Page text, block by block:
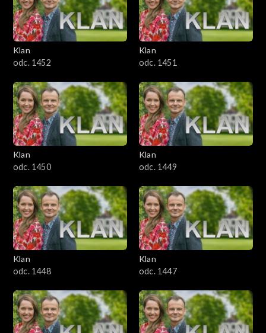
Klan
odc. 1452
Klan
odc. 1451
Klan
odc. 1450
Klan
odc. 1449
Klan
odc. 1448
Klan
odc. 1447